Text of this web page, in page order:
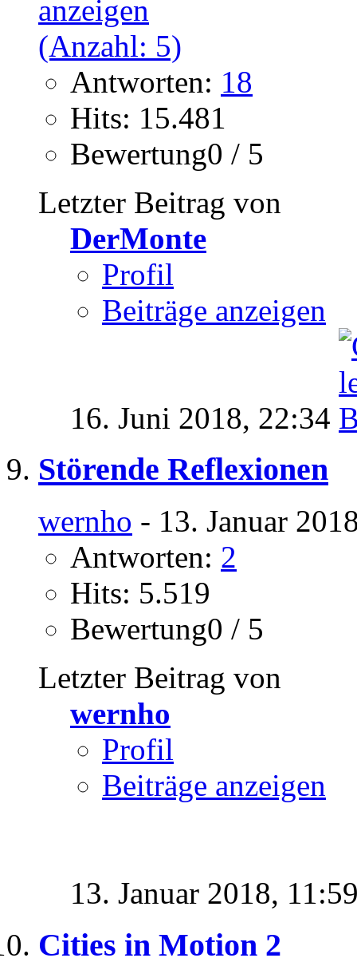
Antworten: 18
Hits: 15.481
Bewertung0 / 5
Letzter Beitrag von
DerMonte
Profil
Beiträge anzeigen
16. Juni 2018, 22:34
Störende Reflexionen
wernho - 13. Januar
Antworten: 2
Hits: 5.519
Bewertung0 / 5
Letzter Beitrag von
wernho
Profil
Beiträge anzeigen
13. Januar 2018,
Cities in Motion 2